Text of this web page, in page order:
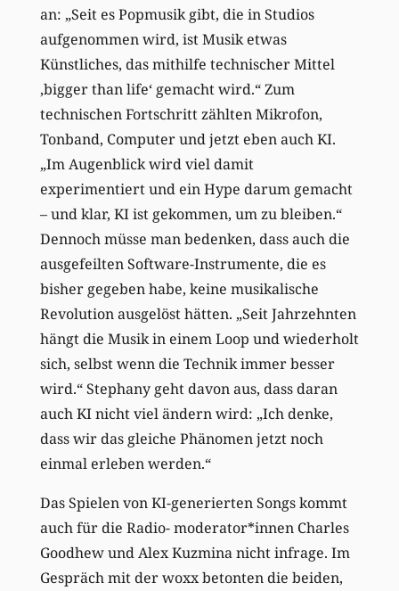
an: „Seit es Popmusik gibt, die in Studios
aufgenommen wird, ist Musik etwas
Künstliches, das mithilfe technischer Mittel
,bigger than life‘ gemacht wird.“ Zum
technischen Fortschritt zählten Mikrofon,
Tonband, Computer und jetzt eben auch KI.
„Im Augenblick wird viel damit
experimentiert und ein Hype darum gemacht
– und klar, KI ist gekommen, um zu bleiben.“
Dennoch müsse man bedenken, dass auch die
ausgefeilten Software-Instrumente, die es
bisher gegeben habe, keine musikalische
Revolution ausgelöst hätten. „Seit Jahrzehnten
hängt die Musik in einem Loop und wiederholt
sich, selbst wenn die Technik immer besser
wird.“ Stephany geht davon aus, dass daran
auch KI nicht viel ändern wird: „Ich denke,
dass wir das gleiche Phänomen jetzt noch
einmal erleben werden.“
Das Spielen von KI-generierten Songs kommt
auch für die Radio- moderator*innen Charles
Goodhew und Alex Kuzmina nicht infrage. Im
Gespräch mit der woxx betonten die beiden,